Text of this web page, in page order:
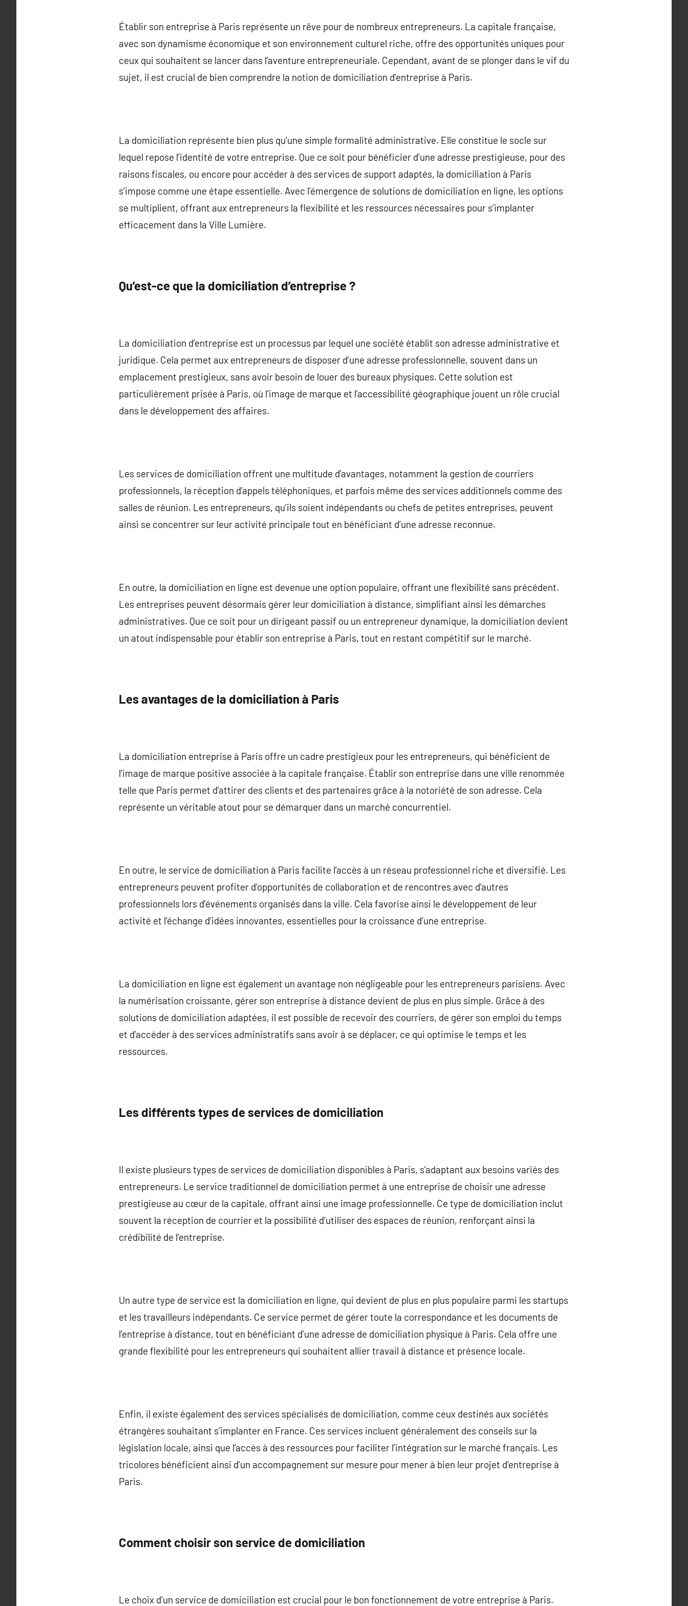
Établir son entreprise à Paris représente un rêve pour de nombreux entrepreneurs. La capitale française,
avec son dynamisme économique et son environnement culturel riche, offre des opportunités uniques pour
ceux qui souhaitent se lancer dans l’aventure entrepreneuriale. Cependant, avant de se plonger dans le vif du
sujet, il est crucial de bien comprendre la notion de domiciliation d’entreprise à Paris.
La domiciliation représente bien plus qu’une simple formalité administrative. Elle constitue le socle sur
lequel repose l’identité de votre entreprise. Que ce soit pour bénéficier d’une adresse prestigieuse, pour des
raisons fiscales, ou encore pour accéder à des services de support adaptés, la domiciliation à Paris
s’impose comme une étape essentielle. Avec l’émergence de solutions de domiciliation en ligne, les options
se multiplient, offrant aux entrepreneurs la flexibilité et les ressources nécessaires pour s’implanter
efficacement dans la Ville Lumière.
Qu’est-ce que la domiciliation d’entreprise ?
La domiciliation d’entreprise est un processus par lequel une société établit son adresse administrative et
juridique. Cela permet aux entrepreneurs de disposer d’une adresse professionnelle, souvent dans un
emplacement prestigieux, sans avoir besoin de louer des bureaux physiques. Cette solution est
particulièrement prisée à Paris, où l’image de marque et l’accessibilité géographique jouent un rôle crucial
dans le développement des affaires.
Les services de domiciliation offrent une multitude d’avantages, notamment la gestion de courriers
professionnels, la réception d’appels téléphoniques, et parfois même des services additionnels comme des
salles de réunion. Les entrepreneurs, qu’ils soient indépendants ou chefs de petites entreprises, peuvent
ainsi se concentrer sur leur activité principale tout en bénéficiant d’une adresse reconnue.
En outre, la domiciliation en ligne est devenue une option populaire, offrant une flexibilité sans précédent.
Les entreprises peuvent désormais gérer leur domiciliation à distance, simplifiant ainsi les démarches
administratives. Que ce soit pour un dirigeant passif ou un entrepreneur dynamique, la domiciliation devient
un atout indispensable pour établir son entreprise à Paris, tout en restant compétitif sur le marché.
Les avantages de la domiciliation à Paris
La domiciliation entreprise à Paris offre un cadre prestigieux pour les entrepreneurs, qui bénéficient de
l’image de marque positive associée à la capitale française. Établir son entreprise dans une ville renommée
telle que Paris permet d’attirer des clients et des partenaires grâce à la notoriété de son adresse. Cela
représente un véritable atout pour se démarquer dans un marché concurrentiel.
En outre, le service de domiciliation à Paris facilite l’accès à un réseau professionnel riche et diversifié. Les
entrepreneurs peuvent profiter d’opportunités de collaboration et de rencontres avec d’autres
professionnels lors d’événements organisés dans la ville. Cela favorise ainsi le développement de leur
activité et l’échange d’idées innovantes, essentielles pour la croissance d’une entreprise.
La domiciliation en ligne est également un avantage non négligeable pour les entrepreneurs parisiens. Avec
la numérisation croissante, gérer son entreprise à distance devient de plus en plus simple. Grâce à des
solutions de domiciliation adaptées, il est possible de recevoir des courriers, de gérer son emploi du temps
et d’accéder à des services administratifs sans avoir à se déplacer, ce qui optimise le temps et les
ressources.
Les différents types de services de domiciliation
Il existe plusieurs types de services de domiciliation disponibles à Paris, s’adaptant aux besoins variés des
entrepreneurs. Le service traditionnel de domiciliation permet à une entreprise de choisir une adresse
prestigieuse au cœur de la capitale, offrant ainsi une image professionnelle. Ce type de domiciliation inclut
souvent la réception de courrier et la possibilité d’utiliser des espaces de réunion, renforçant ainsi la
crédibilité de l’entreprise.
Un autre type de service est la domiciliation en ligne, qui devient de plus en plus populaire parmi les startups
et les travailleurs indépendants. Ce service permet de gérer toute la correspondance et les documents de
l’entreprise à distance, tout en bénéficiant d’une adresse de domiciliation physique à Paris. Cela offre une
grande flexibilité pour les entrepreneurs qui souhaitent allier travail à distance et présence locale.
Enfin, il existe également des services spécialisés de domiciliation, comme ceux destinés aux sociétés
étrangères souhaitant s’implanter en France. Ces services incluent généralement des conseils sur la
législation locale, ainsi que l’accès à des ressources pour faciliter l’intégration sur le marché français. Les
tricolores bénéficient ainsi d’un accompagnement sur mesure pour mener à bien leur projet d’entreprise à
Paris.
Comment choisir son service de domiciliation
Le choix d’un service de domiciliation est crucial pour le bon fonctionnement de votre entreprise à Paris.